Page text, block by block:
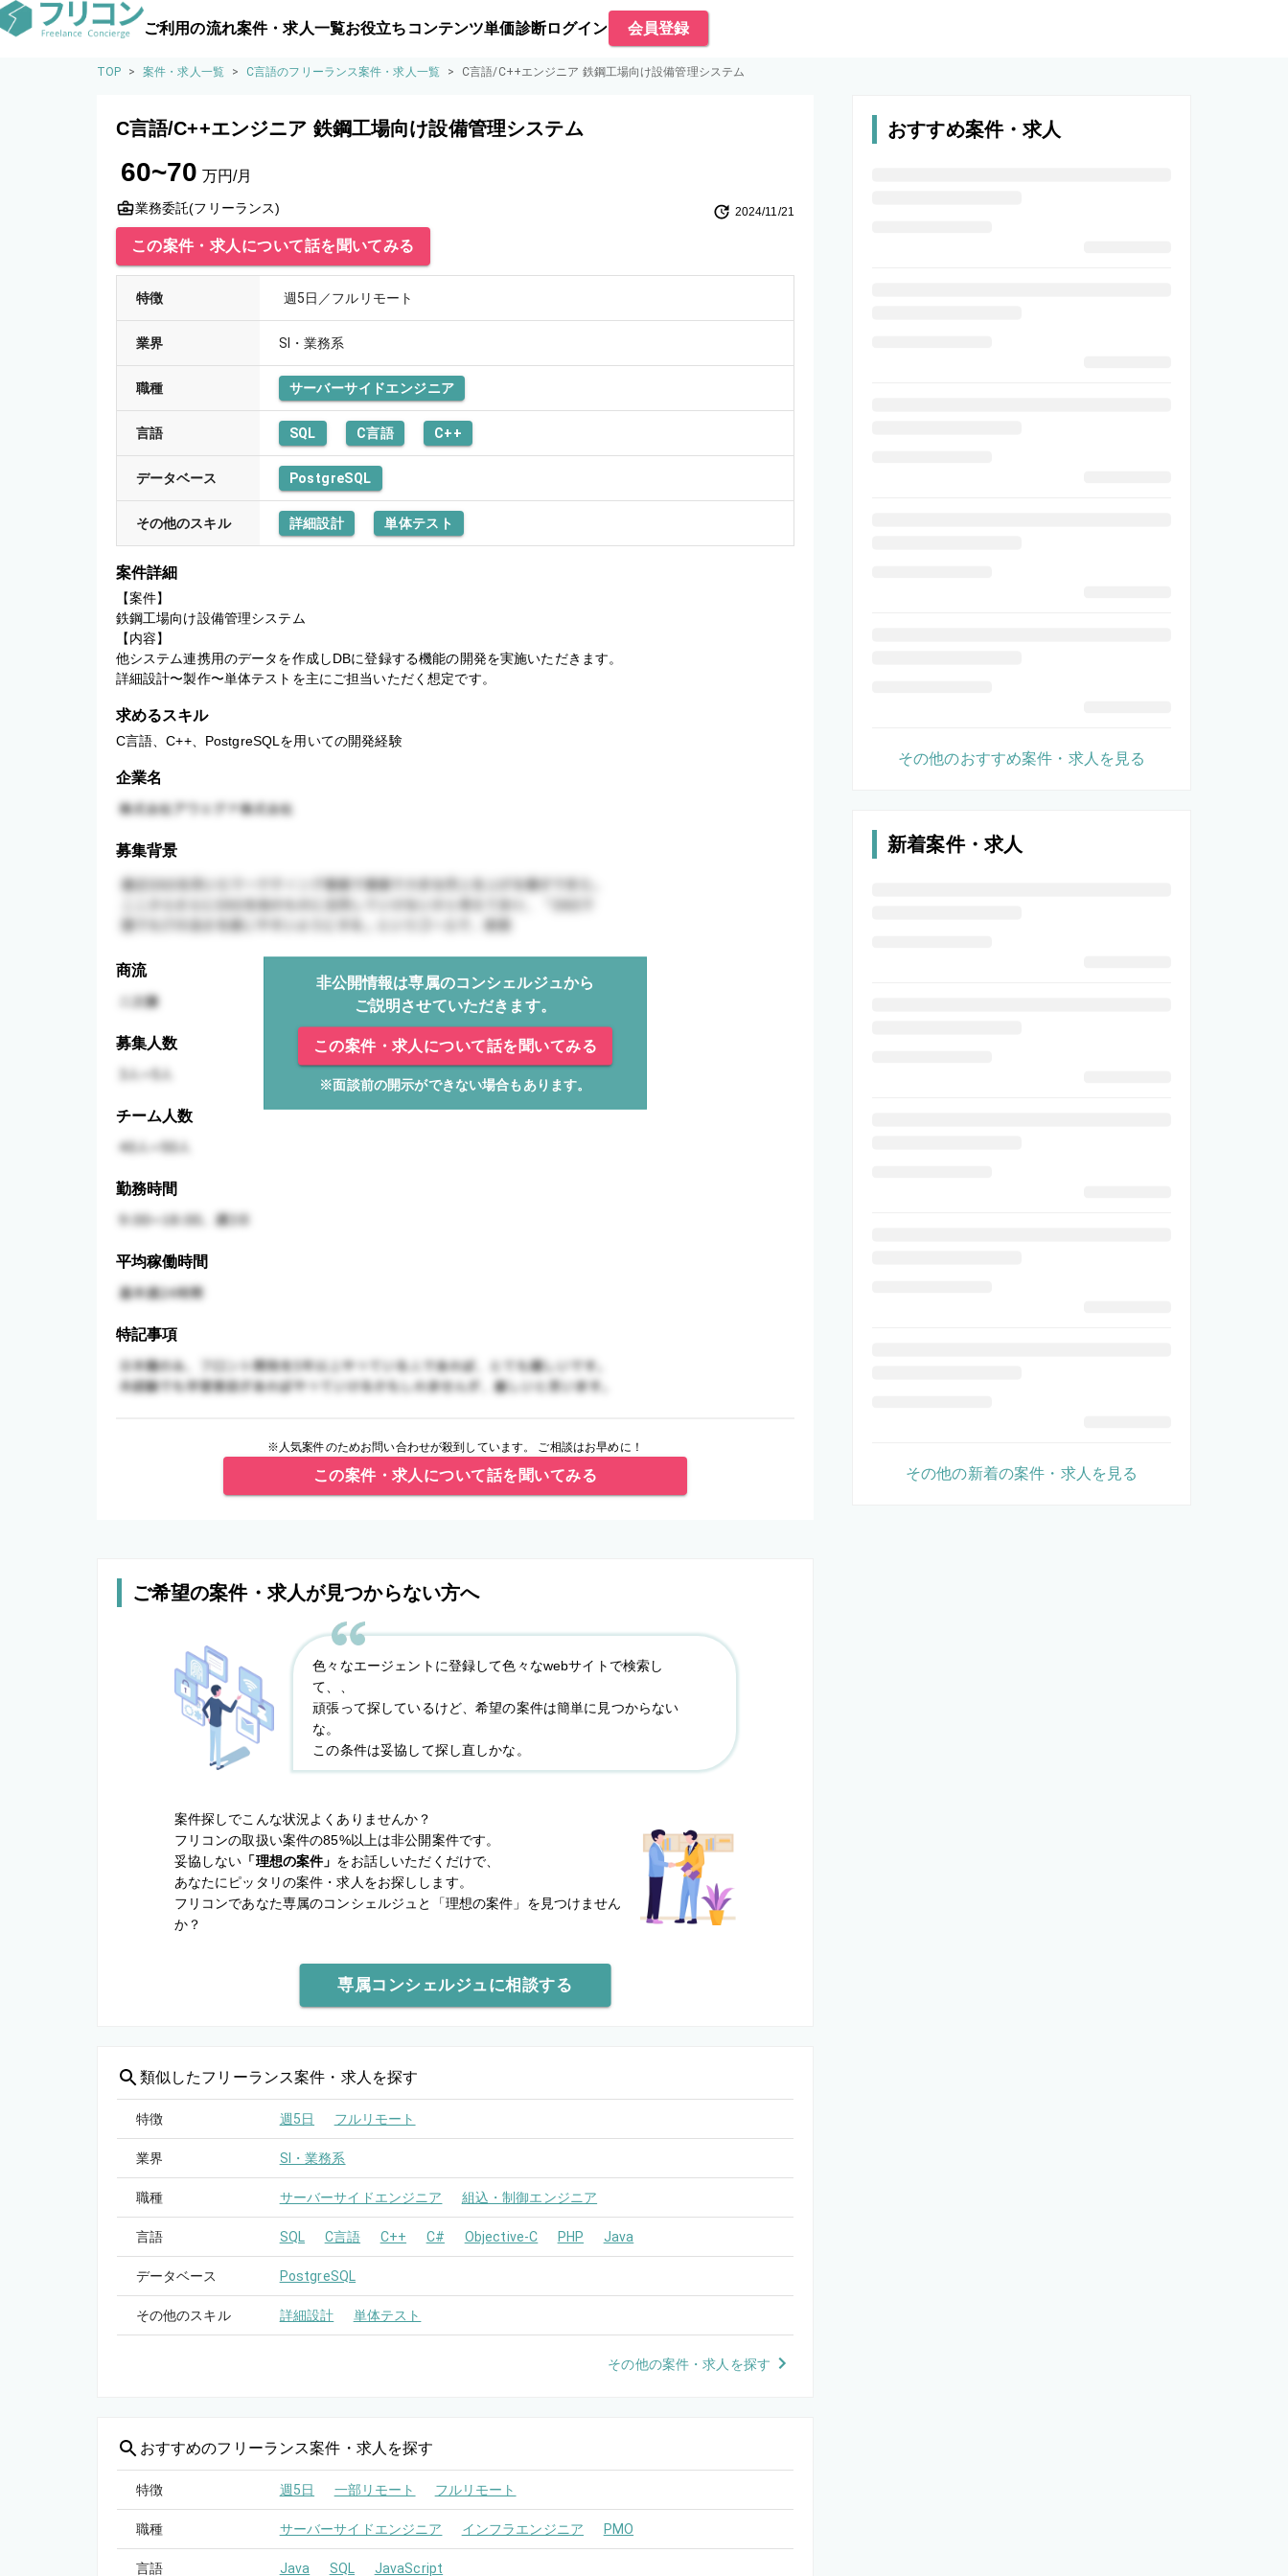
ご利用の流れ案件・求人一覧お役立ちコンテンツ単価診断ログイン 会員登録
TOP > 案件・求人一覧 > C言語のフリーランス案件・求人一覧 > C言語/C++エンジニア 鉄鋼工場向け設備管理システム
C言語/C++エンジニア 鉄鋼工場向け設備管理システム
60~70 万円/月
業務委託(フリーランス) 2024/11/21
この案件・求人について話を聞いてみる
特徴 週5日／フルリモート
業界 SI・業務系
職種 サーバーサイドエンジニア
言語 SQL C言語 C++
データベース PostgreSQL
その他のスキル 詳細設計 単体テスト
案件詳細
【案件】
鉄鋼工場向け設備管理システム
【内容】
他システム連携用のデータを作成しDBに登録する機能の開発を実施いただきます。
詳細設計〜製作〜単体テストを主にご担当いただく想定です。
求めるスキル
C言語、C++、PostgreSQLを用いての開発経験
企業名
募集背景
商流
非公開情報は専属のコンシェルジュから
ご説明させていただきます。
この案件・求人について話を聞いてみる
※面談前の開示ができない場合もあります。
募集人数
チーム人数
勤務時間
平均稼働時間
特記事項
※人気案件のためお問い合わせが殺到しています。 ご相談はお早めに！
この案件・求人について話を聞いてみる
ご希望の案件・求人が見つからない方へ
色々なエージェントに登録して色々なwebサイトで検索し
て、、
頑張って探しているけど、希望の案件は簡単に見つからない
な。
この条件は妥協して探し直しかな。
案件探しでこんな状況よくありませんか？
フリコンの取扱い案件の85%以上は非公開案件です。
妥協しない 「理想の案件」 をお話しいただくだけで、
あなたにピッタリの案件・求人をお探しします。
フリコンであなた専属のコンシェルジュと
「理想の案件」を見つけません
か？
専属コンシェルジュに相談する
類似したフリーランス案件・求人を探す
特徴 週5日 フルリモート
業界 SI・業務系
職種 サーバーサイドエンジニア 組込・制御エンジニア
言語 SQL C言語 C++ C# Objective-C PHP Java
データベース PostgreSQL
その他のスキル 詳細設計 単体テスト
その他の案件・求人を探す
おすすめのフリーランス案件・求人を探す
特徴 週5日 一部リモート フルリモート
職種 サーバーサイドエンジニア インフラエンジニア PMO
言語 Java SQL JavaScript
おすすめ案件・求人
その他のおすすめ案件・求人を見る
新着案件・求人
その他の新着の案件・求人を見る